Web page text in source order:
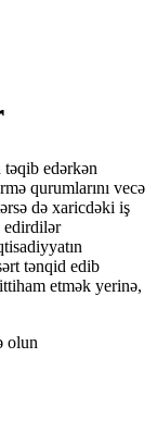
edərkən
qurumlarını vecə
də xaricdəki iş
edirdilər
tənqid edib
etmək yerinə,
olun